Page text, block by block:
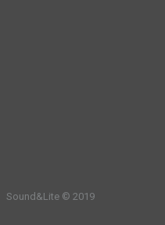
Sound&Lite © 2019